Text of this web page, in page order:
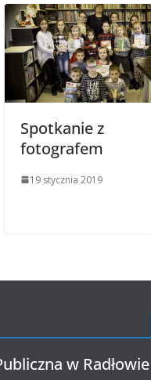
Spotkanie z
fotografem
19 stycznia 2019
w Radłowie